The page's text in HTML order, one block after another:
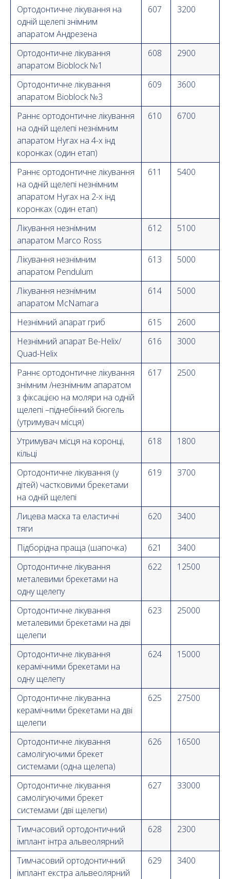
Ортодонтичне лікування на
одній щелепі знімним
апаратом Андрезена
607 3200
Ортодонтичне лікування
апаратом Bioblock №1
608 2900
Ортодонтичне лікування
апаратом Bioblock №3
609 3600
Раннє ортодонтичне лікування
на одній щелепі незнімним
апаратом Hyrax на 4-х інд
коронках (один етап)
610 6700
Раннє ортодонтичне лікування
на одній щелепі незнімним
апаратом Hyrax на 2-х інд
коронках (один етап)
611 5400
Лікування незнімним
апаратом Marco Ross
612 5100
Лікування незнімним
апаратом Pendulum
613 5000
Лікування незнімним
апаратом McNamara
614 5000
Незнімний апарат гриб 615
2600
Незнімний апарат Be-Helix/
Quad-Helix
616 3000
Раннє ортодонтичне лікування
знімним /незнімним апаратом
з фіксацією на моляри на одній
щелепі –піднебінний бюгель
(утримувач місця)
617 2500
Утримувач місця на коронці,
кільці
618 1800
Ортодонтичне лікування (у
дітей) частковими брекетами
на одній щелепі
619 3700
Лицева маска та еластичні
тяги
620 3400
Підборідна праща (шапочка) 621
3400
Ортодонтичне лікування
металевими брекетами на
одну щелепу
622 12500
Ортодонтичне лікування
металевими брекетами на дві
щелепи
623 25000
Ортодонтичне лікування
керамічними брекетами на
одну щелепу
624 15000
Ортодонтичне лікуванна
керамічними брекетами на дві
щелепи
625 27500
Ортодонтичне лікування
самолігуючими брекет
системами (одна щелепа)
626 16500
Ортодонтичне лікування
самолігуючими брекет
системами (дві щелепи)
627 33000
Тимчасовий ортодонтичний
імплант інтра альвеолярний
628 2300
Тимчасовий ортодонтичний
імплант екстра альвеолярний
629 3400